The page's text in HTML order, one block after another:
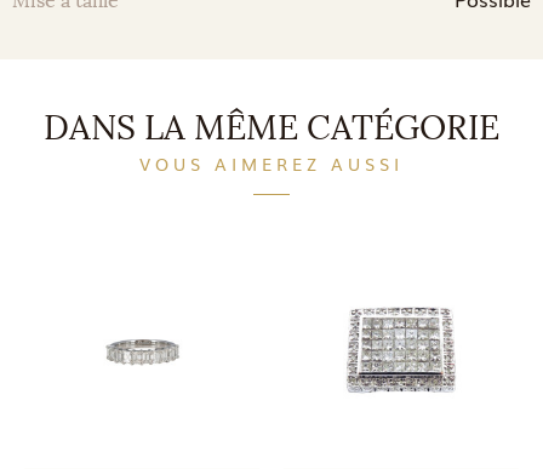
DANS LA MÊME CATÉGORIE
VOUS AIMEREZ AUSSI